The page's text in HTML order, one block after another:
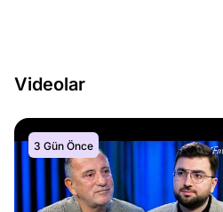
Videolar
3 Gün Önce